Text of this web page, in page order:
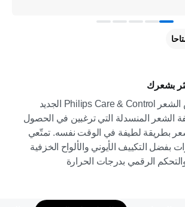
بشعرك
يتيح لك جهاز تمليس الشعر Philips Care & Control الجديد
الشعر المنسدلة التي ترغبين في الحصول
بطريقة لطيفة في الوقت نفسه. تمتّعي
بفضل التكييف الأيوني والألواح الخزفية
الرقمي بدرجات الحرارة